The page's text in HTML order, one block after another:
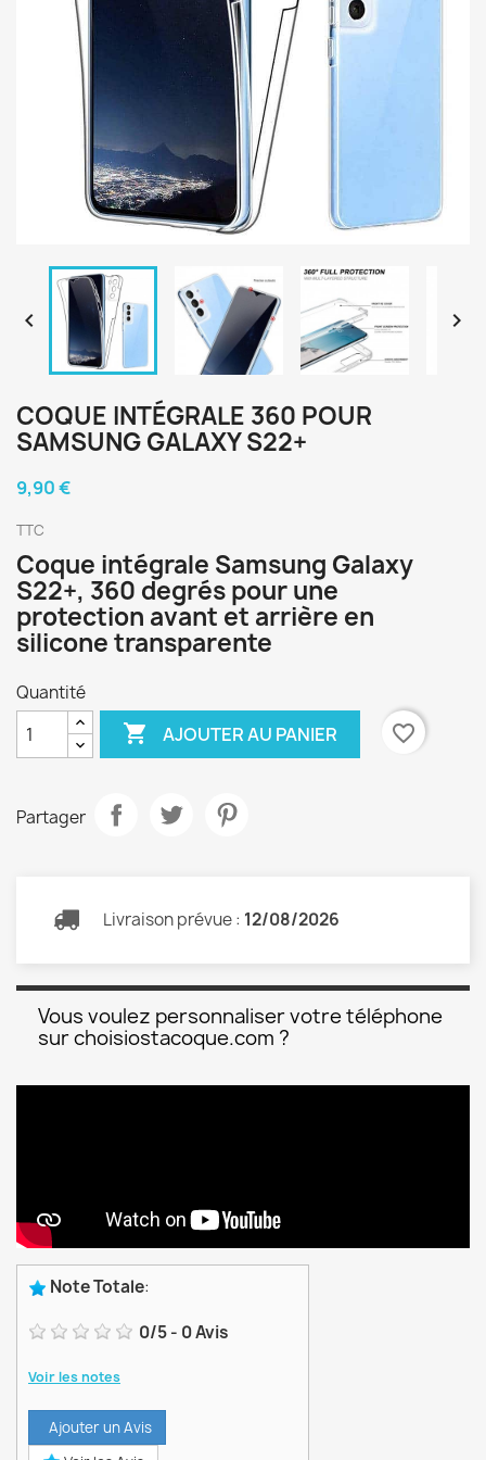
 
COQUE INTÉGRALE 360 POUR
SAMSUNG GALAXY S22+
9,90 €
TTC
Coque intégrale Samsung Galaxy
S22+, 360 degrés pour une
protection avant et arrière en
silicone transparente
Quantité
 AJOUTER AU PANIER favorite_border
Partager
Livraison prévue : 12/08/2026
Vous voulez personnaliser votre téléphone
sur choisiostacoque.com ?
Note Totale:
0/5- 0Avis
Voir les notes
Ajouter un Avis